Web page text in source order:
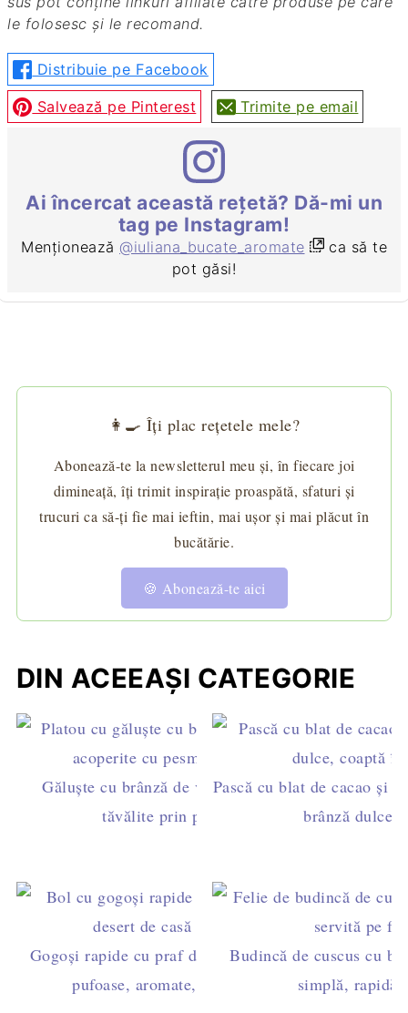
le folosesc și le recomand.
Distribuie pe Facebook
Salvează pe Pinterest Trimite pe email
Ai încercat această rețetă? Dă-mi un
tag pe Instagram!
Menționează @iuliana_bucate_aromate
ca să te
pot găsi!
👩‍🍳 Îți plac rețetele mele?
Abonează-te la newsletterul meu și, în fiecare joi
dimineață, îți trimit inspirație proaspătă, sfaturi și
trucuri ca să-ți fie mai ieftin, mai ușor și mai plăcut în
bucătărie.
🍪 Abonează-te aici
DIN ACEEAȘI CATEGORIE
Găluște cu brânză de vaci și căpșuni întregi,
tăvălite prin pesmet vanilat
Pască cu blat de cacao și
brânză dulce
Gogoși rapide cu praf de copt, mere și stafide –
pufoase, aromate, gata în 15 minute
Budincă de cuscus cu
simplă, rapidă